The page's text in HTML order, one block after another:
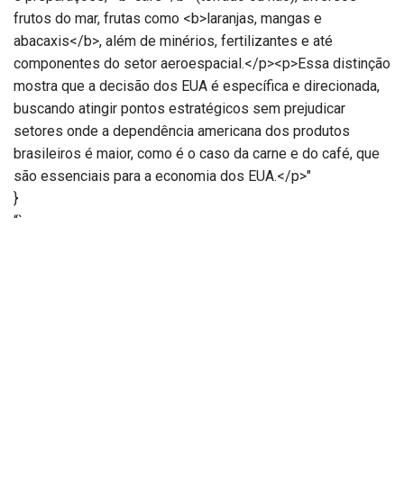
frutos do mar, frutas como <b>laranjas, mangas e
abacaxis</b>, além de minérios, fertilizantes e até
componentes do setor aeroespacial.</p><p>Essa distinção
mostra que a decisão dos EUA é específica e direcionada,
buscando atingir pontos estratégicos sem prejudicar
setores onde a dependência americana dos produtos
brasileiros é maior, como é o caso da carne e do café, que
são essenciais para a economia dos EUA.</p>"
}
“`